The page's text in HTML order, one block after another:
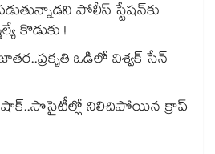
పోలీస్ స్టేషన్⁪కు
కొడుకు !
ఒడిలో విశ్వక్ సేన్
షాక్..సొసైటీల్లో నిలిచిపోయిన క్రాప్